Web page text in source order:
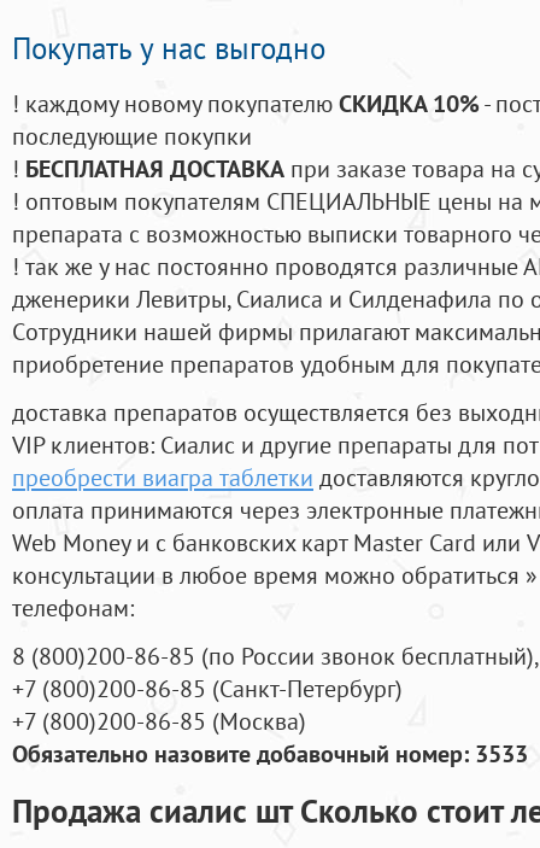
Покупать у нас выгодно
! каждому новому покупателюСКИДКА 10%-
последующие покупки
! БЕСПЛАТНАЯ ДОСТАВКА при заказе товара на
! оптовым покупателям СПЕЦИАЛЬНЫЕ цены на
препарата с возможностью выписки товарного
! так же у нас постоянно проводятся
дженерики Левитры, Сиалиса и Силденафила по
Cотрудники нашей фирмы прилагают
приобретение препаратов удобным для
доставка препаратов осуществляется без
VIP клиентов: Сиалис и другие препараты для
преобрести виагра таблетки доставляются
оплата принимаются через электронные
Web Money и с банковских карт Master Card или
консультации в любое время можно обратиться
телефонам:
8 (800)200-86-85 (по России звонок бесплатный),
+7 (800)200-86-85 (Санкт-Петербург)
+7 (800)200-86-85 (Москва)
Обязательно назовите добавочный номер: 3533
Продажа сиалис шт Сколько стоит